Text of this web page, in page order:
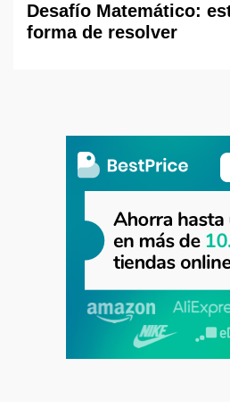
Desafío Matemático:
forma de resolver